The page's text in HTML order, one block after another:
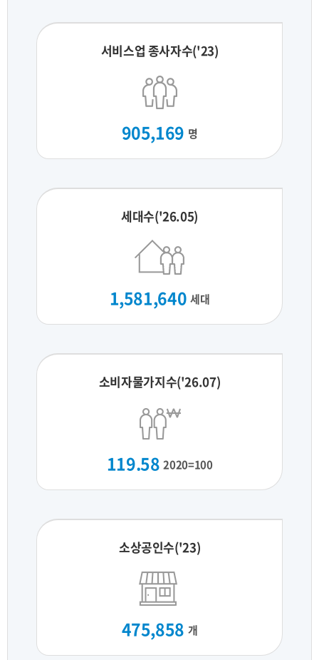
서비스업 종사자수('23)
905,169 명
세대수('26.05)
1,581,640 세대
소비자물가지수('26.07)
119.58 2020=100
소상공인수('23)
475,858 개